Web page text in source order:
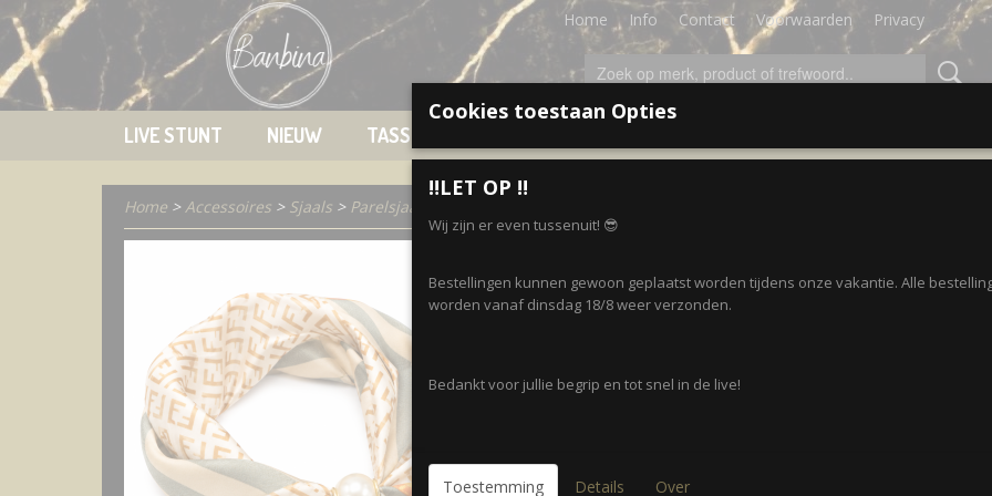
Home Info Contact Voorwaarden Privacy
LIVE STUNT NIEUW TASSEN
Home > Accessoires > Sjaals > Parelsjaal 22 • Beige/Olive F
€ 7,95
Aantal
Cookies toestaan Opties
‼️LET OP ‼️
Wij zijn er even tussenuit! 😎
Bestellingen kunnen gewoon geplaatst worden tijdens onze vakantie. Alle
worden vanaf dinsdag 18/8 weer verzonden.
Bedankt voor jullie begrip en tot snel in de live!
Toestemming Details Over